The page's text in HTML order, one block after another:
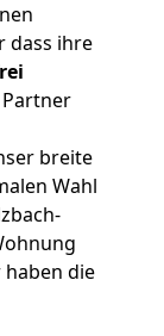
dass ihre
breite
Wahl
die